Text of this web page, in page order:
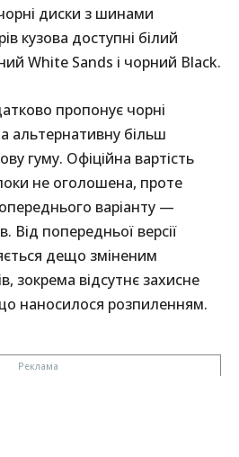
диски з шинами
кузова доступні білий
White Sands і чорний Black.
пропонує чорні
альтернативну більш
гуму. Офіційна вартість
не оголошена, проте
варіанту —
Від попередньої версії
дещо зміненим
зокрема відсутнє захисне
наносилося розпиленням.